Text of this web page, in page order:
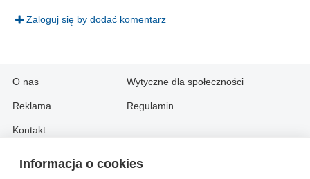
Informacja o cookies
Zaloguj się by dodać komentarz
O nas
Reklama
Kontakt
Wytyczne dla społeczności
Regulamin
Information in English: